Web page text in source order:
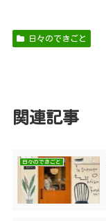
日々のできごと
関連記事
日々のできごと